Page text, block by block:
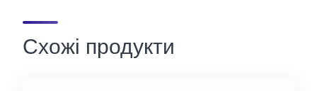
Схожі продукти